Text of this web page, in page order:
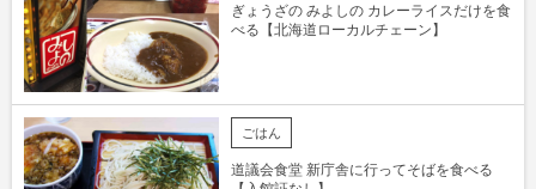
ぎょうざの みよしの カレーライスだけを食
べる【北海道ローカルチェーン】
ごはん
道議会食堂 新庁舎に行ってそばを食べる